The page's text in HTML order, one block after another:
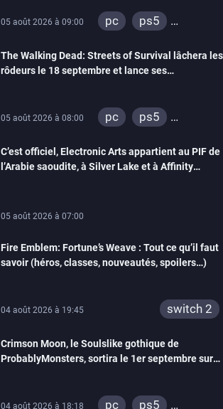
05 août 2026 à 09:00 pc
ps5
The Walking Dead: Streets of Survival lâchera les
rôdeurs le 18 septembre et lance ses
05 août 2026 à 08:00 pc
ps5
switch
switch 2
C’est officiel, Electronic Arts appartient au PIF de
l’Arabie saoudite, à Silver Lake et à Affinity
05 août 2026 à 07:00
Fire Emblem: Fortune’s Weave : Tout ce qu’il faut
savoir (héros, classes, nouveautés, spoilers…)
04 août 2026 à 19:45 switch 2
Crimson Moon, le Soulslike gothique de
ProbablyMonsters, sortira le 1er septembre sur
04 août 2026 à 18:18 pc ps5